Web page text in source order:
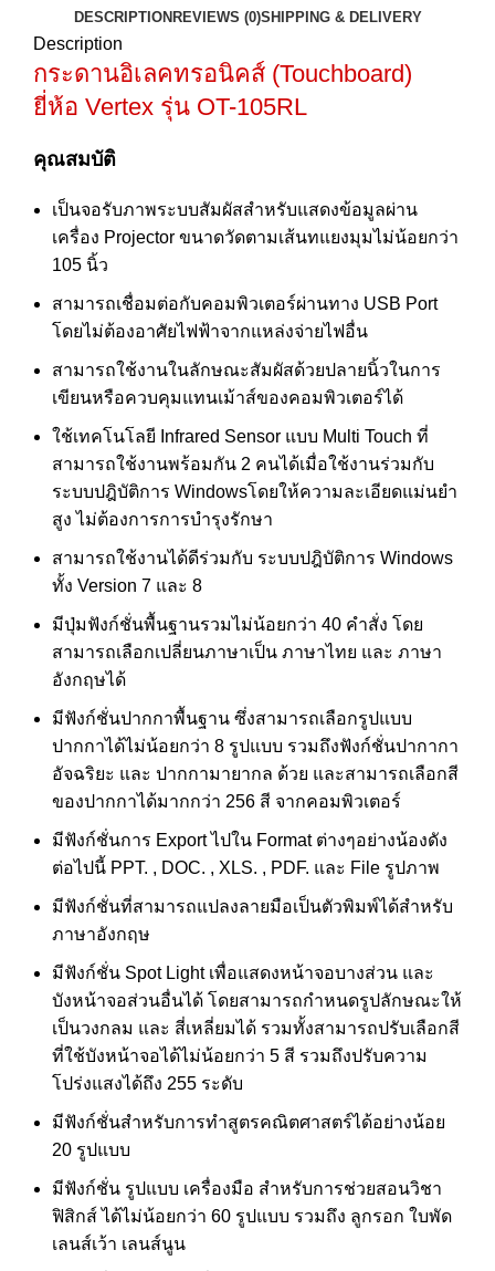
DESCRIPTION REVIEWS (0)SHIPPING & DELIVERY
Description
กระดานอิเลคทรอนิคส์ (Touchboard)
ยี่ห้อ Vertex รุ่น OT-105RL
คุณสมบัติ
เป็นจอรับภาพระบบสัมผัสสำหรับแสดงข้อมูลผ่าน
เครื่อง Projector ขนาดวัดตามเส้นทแยงมุมไม่น้อยกว่า
105 นิ้ว
สามารถเชื่อมต่อกับคอมพิวเตอร์ผ่านทาง USB Port
โดยไม่ต้องอาศัยไฟฟ้าจากแหล่งจ่ายไฟอื่น
สามารถใช้งานในลักษณะสัมผัสด้วยปลายนิ้วในการ
เขียนหรือควบคุมแทนเม้าส์ของคอมพิวเตอร์ได้
ใช้เทคโนโลยี Infrared Sensor แบบ Multi Touch ที่
สามารถใช้งานพร้อมกัน 2 คนได้เมื่อใช้งานร่วมกับ
ระบบปฎิบัติการ Windowsโดยให้ความละเอียดแม่นยำ
สูง ไม่ต้องการการบำรุงรักษา
สามารถใช้งานได้ดีร่วมกับ ระบบปฎิบัติการ Windows
ทั้ง Version 7 และ 8
มีปุ่มฟังก์ชั่นพื้นฐานรวมไม่น้อยกว่า 40 คำสั่ง โดย
สามารถเลือกเปลี่ยนภาษาเป็น ภาษาไทย และ ภาษา
อังกฤษได้
มีฟังก์ชั่นปากกาพื้นฐาน ซึ่งสามารถเลือกรูปแบบ
ปากกาได้ไม่น้อยกว่า 8 รูปแบบ รวมถึงฟังก์ชั่นปากากา
อัจฉริยะ และ ปากกามายากล ด้วย และสามารถเลือกสี
ของปากกาได้มากกว่า 256 สี จากคอมพิวเตอร์
มีฟังก์ชั่นการ Export ไปใน Format ต่างๆอย่างน้องดัง
ต่อไปนี้ PPT. , DOC. , XLS. , PDF. และ File รูปภาพ
มีฟังก์ชั่นที่สามารถแปลงลายมือเป็นตัวพิมพ์ได้สำหรับ
ภาษาอังกฤษ
มีฟังก์ชั่น Spot Light เพื่อแสดงหน้าจอบางส่วน และ
บังหน้าจอส่วนอื่นได้ โดยสามารถกำหนดรูปลักษณะให้
เป็นวงกลม และ สี่เหลี่ยมได้ รวมทั้งสามารถปรับเลือกสี
ที่ใช้บังหน้าจอได้ไม่น้อยกว่า 5 สี รวมถึงปรับความ
โปร่งแสงได้ถึง 255 ระดับ
มีฟังก์ชั่นสำหรับการทำสูตรคณิตศาสตร์ได้อย่างน้อย
20 รูปแบบ
มีฟังก์ชั่น รูปแบบ เครื่องมือ สำหรับการช่วยสอนวิชา
ฟิสิกส์ ได้ไม่น้อยกว่า 60 รูปแบบ รวมถึง ลูกรอก ใบพัด
เลนส์เว้า เลนส์นูน